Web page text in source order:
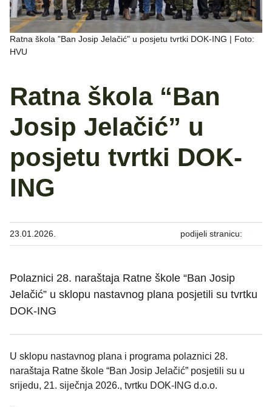
Ratna škola "Ban Josip Jelačić" u posjetu tvrtki DOK-ING | Foto:
HVU
Ratna škola “Ban
Josip Jelačić” u
posjetu tvrtki DOK-
ING
23.01.2026. podijeli stranicu:
Polaznici 28. naraštaja Ratne škole “Ban Josip
Jelačić” u sklopu nastavnog plana posjetili su tvrtku
DOK-ING
U sklopu nastavnog plana i programa polaznici 28.
naraštaja Ratne škole “Ban Josip Jelačić” posjetili su u
srijedu, 21. siječnja 2026., tvrtku DOK-ING d.o.o.